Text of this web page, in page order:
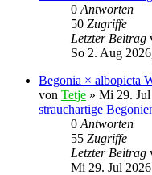
0 Antworten
50 Zugriffe
Letzter Beitrag
So 2. Aug
Begonia × albopicta
von Tetje » Mi 29.
strauchartige
0 Antworten
55 Zugriffe
Letzter Beitrag
Mi 29. Jul